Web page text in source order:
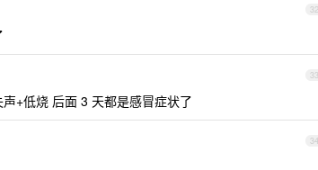
32
33
+低烧 后面 3 天都是感冒症状了
34